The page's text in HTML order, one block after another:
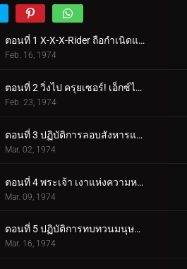
ตอนที่ 1 X-X-X-Rider ถือกำเนิดแล้ว!!
Feb. 16, 1974
ตอนที่ 2 วิ่งไป ครุยเซอร์! เอ็กซ์ไรเดอร์!!
Feb. 23, 1974
ตอนที่ 3 ปฏิบัติการลอบสังหารแมงมุมมืด!!
Mar. 02, 1974
ตอนที่ 4 พระเจ้า เงาแห่งความหวาดกลัว!!
Mar. 09, 1974
ตอนที่ 5 ปฏิบัติการทบทวนมนุษย์ของสัตว์ประหลาดตาเดียว!
Mar. 16, 1974